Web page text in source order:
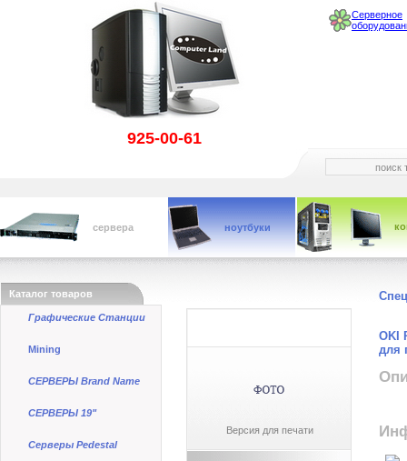
925-00-61
Серверное
сервера ноутбуки
Каталог товаров
Графические Станции
Mining
СЕРВЕРЫ Brand Name
СЕРВЕРЫ 19"
Серверы Pedestal
Версия для печати
OKI
для